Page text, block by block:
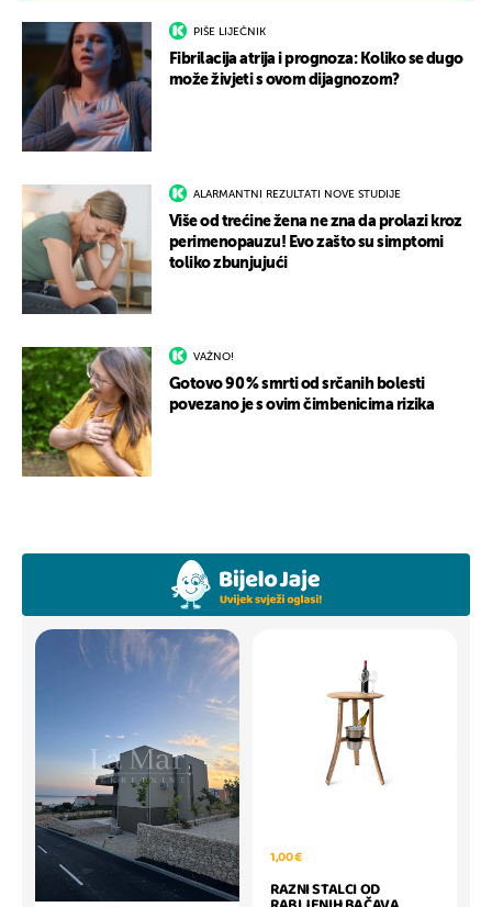
PIŠE LIJEČNIK
Fibrilacija atrija i prognoza: Koliko se dugo
može živjeti s ovom dijagnozom?
ALARMANTNI REZULTATI NOVE STUDIJE
Više od trećine žena ne zna da prolazi kroz
perimenopauzu! Evo zašto su simptomi
toliko zbunjujući
VAŽNO!
Gotovo 90 % smrti od srčanih bolesti
povezano je s ovim čimbenicima rizika
1,00 €
RAZNI STALCI OD